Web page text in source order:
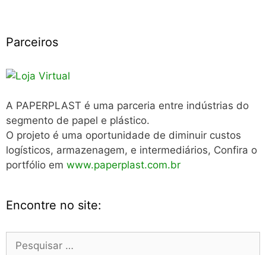
Parceiros
A PAPERPLAST é uma parceria entre indústrias do
segmento de papel e plástico.
O projeto é uma oportunidade de diminuir custos
logísticos, armazenagem, e intermediários, Confira o
portfólio em www.paperplast.com.br
Encontre no site:
Pesquisar